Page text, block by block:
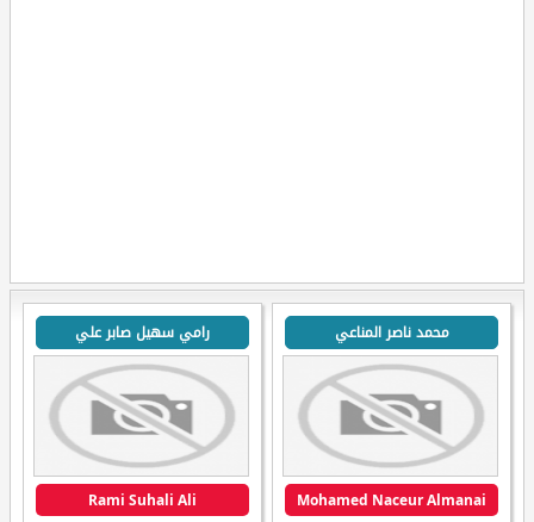
محمد ناصر المناعي
Mohamed Naceur Almanai
رامي سهيل صابر علي
Rami Suhali Ali